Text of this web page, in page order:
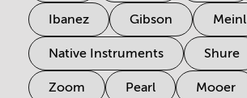
Ibanez Gibson Meinl
Native Instruments Shure
Zoom Pearl Mooer